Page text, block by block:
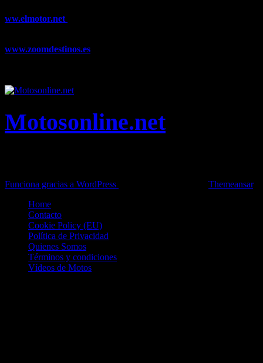
ww.elmotor.net
www.zoomdestinos.es
Motosonline.net
Funciona gracias a WordPress
Themeansar.
Home
Contacto
Cookie Policy (EU)
Política de Privacidad
Quienes Somos
Términos y condiciones
Vídeos de Motos